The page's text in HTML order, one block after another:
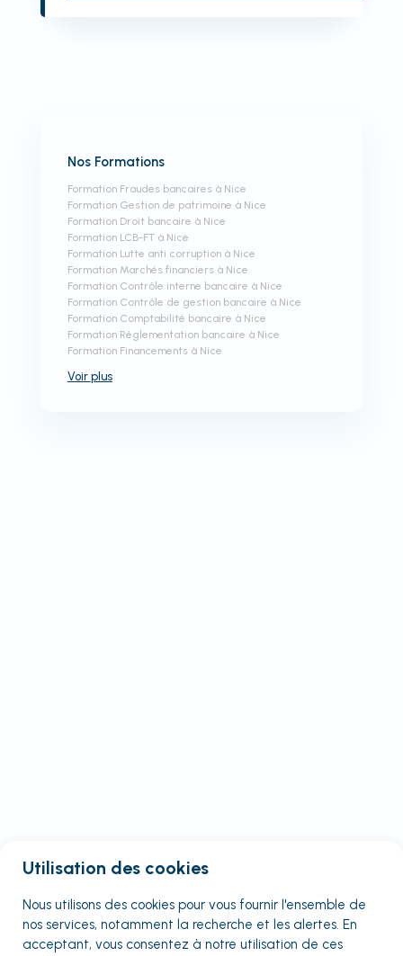
Nos Formations
Formation Fraudes bancaires à Nice
Formation Gestion de patrimoine à Nice
Formation Droit bancaire à Nice
Formation LCB-FT à Nice
Formation Lutte anti corruption à Nice
Formation Marchés financiers à Nice
Formation Contrôle interne bancaire à Nice
Formation Contrôle de gestion bancaire à Nice
Formation Comptabilité bancaire à Nice
Formation Réglementation bancaire à Nice
Formation Financements à Nice
Voir plus
Utilisation des cookies
Nous utilisons des cookies pour vous fournir l'ensemble de
nos services, notamment la recherche et les alertes. En
acceptant, vous consentez à notre utilisation de ces